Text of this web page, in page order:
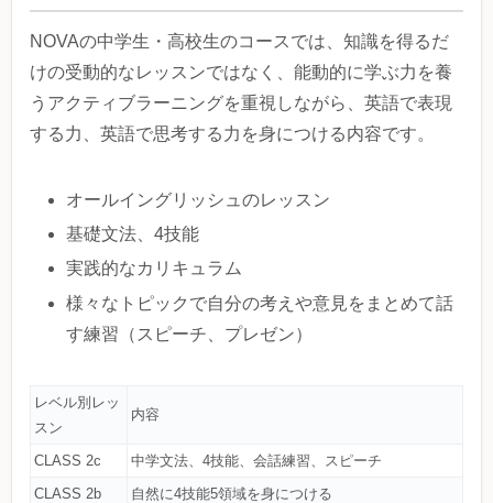
NOVAの中学生・高校生のコースでは、知識を得るだ
けの受動的なレッスンではなく、能動的に学ぶ力を養
うアクティブラーニングを重視しながら、英語で表現
する力、英語で思考する力を身につける内容です。
オールイングリッシュのレッスン
基礎文法、4技能
実践的なカリキュラム
様々なトピックで自分の考えや意見をまとめて話
す練習（スピーチ、プレゼン）
レベル別レッ
スン
内容
CLASS 2c
中学文法、4技能、会話練習、スピーチ
CLASS 2b
自然に4技能5領域を身につける